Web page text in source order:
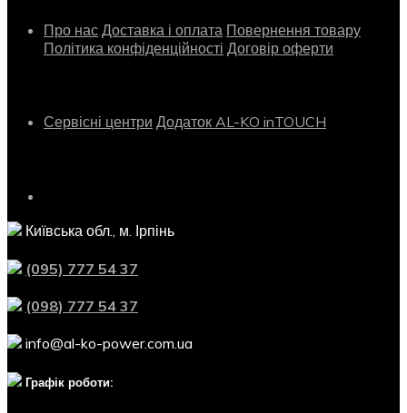
Про нас Доставка і оплата Повернення товару
Політика конфіденційності Договір оферти
Сервісні центри Додаток AL-KO inTOUCH
Київська обл., м. Ірпінь
(095) 777 54 37
(098) 777 54 37
info@al-ko-power.com.ua
Графік роботи: